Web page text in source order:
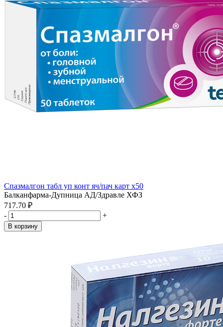
Спазмалгон табл уп конт яч/пач карт x50
Балканфарма-Дупница АД/Здравле ХФЗ
717.70 ₽
-
+
В корзину